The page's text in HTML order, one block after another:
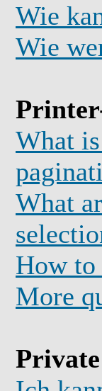
Wie
Wie
What
What
How to
More